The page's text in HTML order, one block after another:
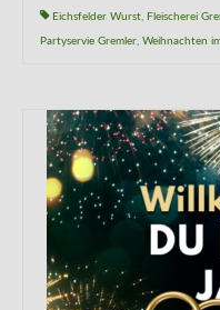
Eichsfelder Wurst, Fleischerei
Partyservie Gremler, Weihnachten